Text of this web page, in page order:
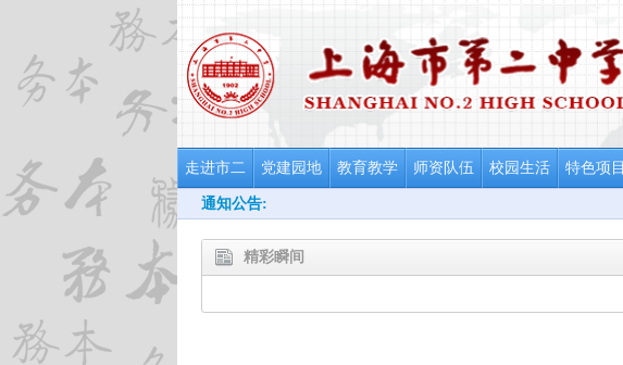
走进市二 党建园地 教育教学 师资队伍 校园生活 特色项目
通知公告:
精彩瞬间